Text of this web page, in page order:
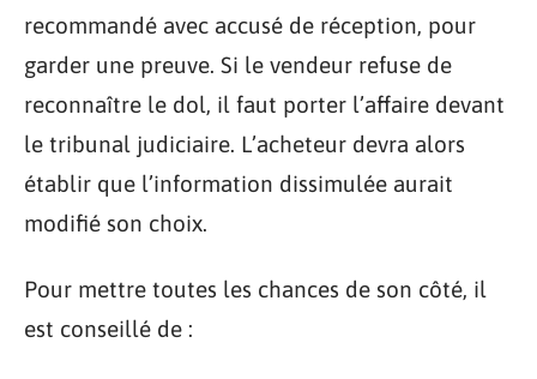
recommandé avec accusé de réception, pour
garder une preuve. Si le vendeur refuse de
reconnaître le dol, il faut porter l’affaire devant
le tribunal judiciaire. L’acheteur devra alors
établir que l’information dissimulée aurait
modifié son choix.
Pour mettre toutes les chances de son côté, il
est conseillé de :